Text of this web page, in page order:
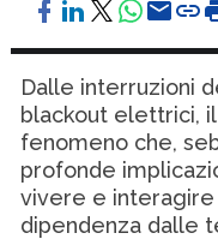
Dalle interruzioni
blackout elettrici,
fenomeno che,
profonde
vivere e interagire
dipendenza dalle